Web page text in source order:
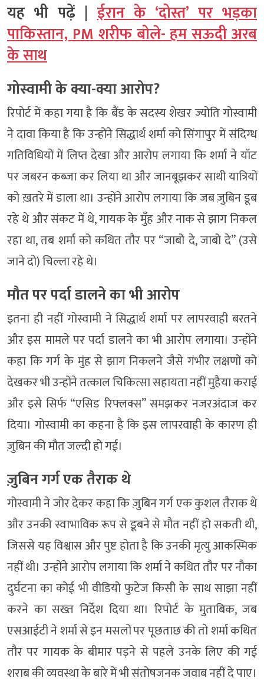
यह भी पढ़ें |ईरान के ‘दोस्त’ पर भड़का
पाकिस्तान, PM शरीफ बोले- हम सऊदी अरब
के साथ
गोस्वामी के क्या-क्या आरोप?
रिपोर्ट में कहा गया है कि बैंड के सदस्य शेखर ज्योति गोस्वामी
ने दावा किया है कि उन्होंने सिद्धार्थ शर्मा को सिंगापुर में संदिग्ध
गतिविधियों में लिप्त देखा और आरोप लगाया कि शर्मा ने यॉट
पर जबरन कब्ज़ा कर लिया था और जानबूझकर साथी यात्रियों
को ख़तरे में डाला था। उन्होंने आरोप लगाया कि जब ज़ुबिन डूब
रहे थे और संकट में थे, गायक के मुँह और नाक से झाग निकल
रहा था, तब शर्मा को कथित तौर पर “जाबो दे, जाबो दे” (उसे
जाने दो) चिल्ला रहे थे।
मौत पर पर्दा डालने का भी आरोप
इतना ही नहीं गोस्वामी ने सिद्धार्थ शर्मा पर लापरवाही बरतने
और इस मामले पर पर्दा डालने का भी आरोप लगाया। उन्होंने
कहा कि गर्ग के मुंह से झाग निकलने जैसे गंभीर लक्षणों को
देखकर भी उन्होंने तत्काल चिकित्सा सहायता नहीं मुहैया कराई
और इसे सिर्फ “एसिड रिफ्लक्स” समझकर नजरअंदाज कर
दिया। गोस्वामी का कहना है कि इस लापरवाही के कारण ही
ज़ुबिन की मौत जल्दी हो गई।
ज़ुबिन गर्ग एक तैराक थे
गोस्वामी ने जोर देकर कहा कि ज़ुबिन गर्ग एक कुशल तैराक थे
और उनकी स्वाभाविक रूप से डूबने से मौत नहीं हो सकती थी,
जिससे यह विश्वास और पुष्ट होता है कि उनकी मृत्यु आकस्मिक
नहीं थी। उन्होंने आरोप लगाया कि शर्मा ने कथित तौर पर नौका
दुर्घटना का कोई भी वीडियो फुटेज किसी के साथ साझा नहीं
करने का सख्त निर्देश दिया था। रिपोर्ट के मुताबिक, जब
एसआईटी ने शर्मा से इन मसलों पर पूछताछ की तो शर्मा कथित
तौर पर गायक के बीमार पड़ने से पहले उनके लिए की गई
शराब की व्यवस्था के बारे में भी संतोषजनक जवाब नहीं दे पाए।